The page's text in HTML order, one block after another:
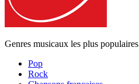
Genres musicaux les plus populaires
Pop
Rock